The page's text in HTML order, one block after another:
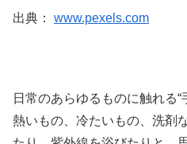
出典： www.pexels.com
日常のあらゆるものに触れる“
熱いもの、冷たいもの、洗剤